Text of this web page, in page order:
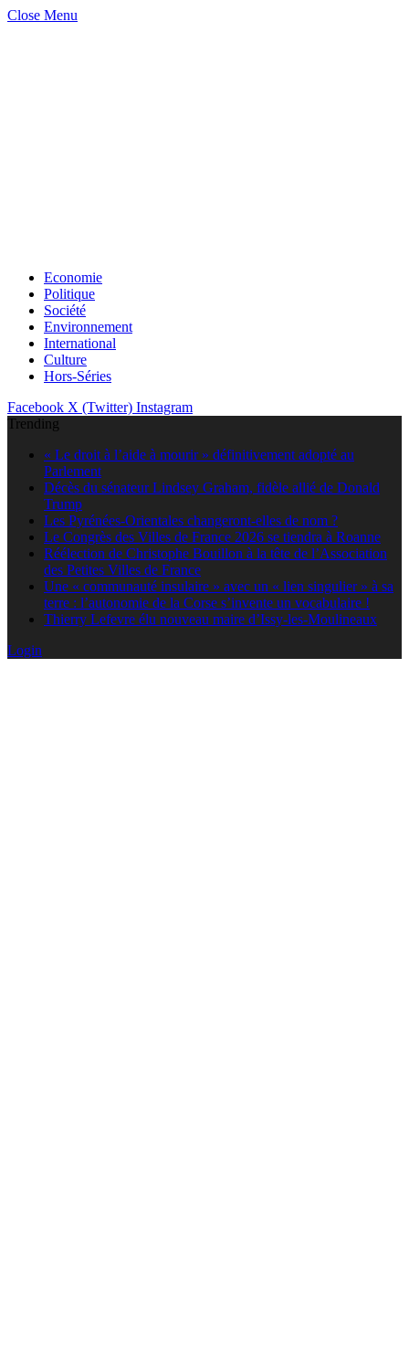
Close Menu
Economie
Politique
Société
Environnement
International
Culture
Hors-Séries
Facebook X (Twitter) Instagram
Trending
« Le droit à l’aide à mourir » définitivement adopté au
Parlement
Décès du sénateur Lindsey Graham, fidèle allié de Donald
Trump
Les Pyrénées-Orientales changeront-elles de nom ?
Le Congrès des Villes de France 2026 se tiendra à Roanne
Réélection de Christophe Bouillon à la tête de l’Association
des Petites Villes de France
Une « communauté insulaire » avec un « lien singulier » à sa
terre : l’autonomie de la Corse s’invente un vocabulaire !
Thierry Lefevre élu nouveau maire d’Issy-les-Moulineaux
Login